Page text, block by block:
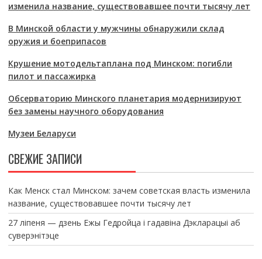
изменила название, существовавшее почти тысячу лет
В Минской области у мужчины обнаружили склад
оружия и боеприпасов
Крушение мотодельтаплана под Минском: погибли
пилот и пассажирка
Обсерваторию Минского планетария модернизируют
без замены научного оборудования
Музеи Беларуси
СВЕЖИЕ ЗАПИСИ
Как Менск стал Минском: зачем советская власть изменила
название, существовавшее почти тысячу лет
27 ліпеня — дзень Ежы Гедройца і гадавіна Дэкларацыі аб
суверэнітэце